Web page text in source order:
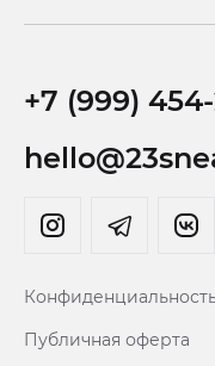
+7 (999)
Публичная оферта